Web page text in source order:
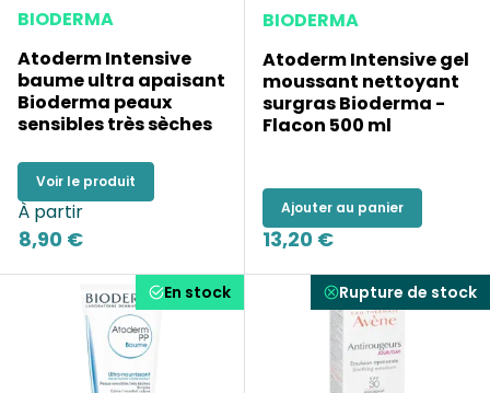
BIODERMA
Atoderm Intensive
baume ultra apaisant
Bioderma peaux
sensibles très sèches
Voir le produit
À partir
8,90 €
BIODERMA
Atoderm Intensive gel
moussant nettoyant
surgras Bioderma -
Flacon 500 ml
Ajouter au panier
13,20 €
En stock Rupture de stock